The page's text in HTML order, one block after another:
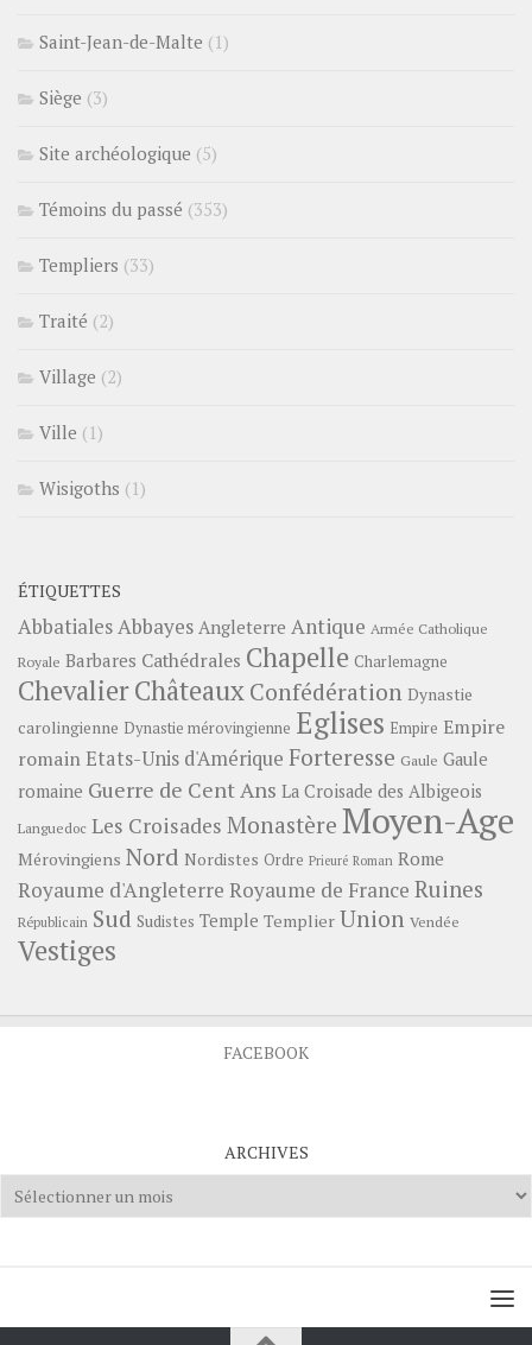
Saint-Jean-de-Malte (1)
Siège (3)
Site archéologique (5)
Témoins du passé (353)
Templiers (33)
Traité (2)
Village (2)
Ville (1)
Wisigoths (1)
ÉTIQUETTES
AbbatialesAbbayes Angleterre Antique Armée Catholique
Royale Barbares Cathédrales Chapelle Charlemagne
ChevalierChâteauxConfédération Dynastie
carolingienne Dynastie mérovingienne Eglises Empire Empire
romainEtats-Unis d'Amérique Forteresse Gaule Gaule
romaine Guerre de Cent Ans La Croisade des Albigeois
Languedoc Les Croisades Monastère Moyen-Age
Mérovingiens Nord Nordistes Ordre Prieuré Roman Rome
Royaume d'Angleterre Royaume de France Ruines
Républicain Sud Sudistes Temple Templier Union Vendée
Vestiges
FACEBOOK
ARCHIVES
Archives